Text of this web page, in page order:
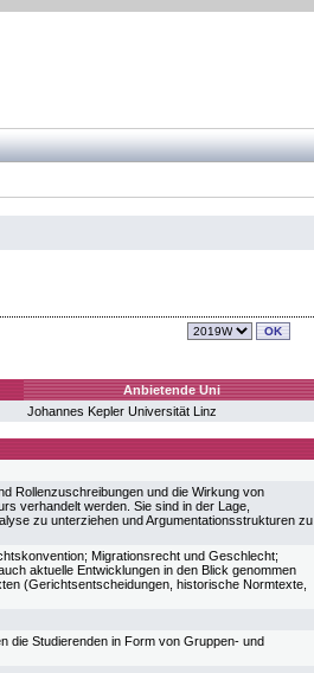
Anbietende Uni
Johannes Kepler Universität Linz
Rollenzuschreibungen und die Wirkung von
verhandelt werden. Sie sind in der Lage,
zu unterziehen und Argumentationsstrukturen zu
Migrationsrecht und Geschlecht;
aktuelle Entwicklungen in den Blick genommen
(Gerichtsentscheidungen, historische Normtexte,
die Studierenden in Form von Gruppen- und